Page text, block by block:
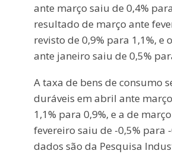
ante março saiu de 0,4%
resultado de março ante
revisto de 0,9% para 1,1%, e
ante janeiro saiu de 0,5%
A taxa de bens de consumo
duráveis em abril ante
1,1% para 0,9%, e a de
fevereiro saiu de -0,5% para -
dados são da Pesquisa